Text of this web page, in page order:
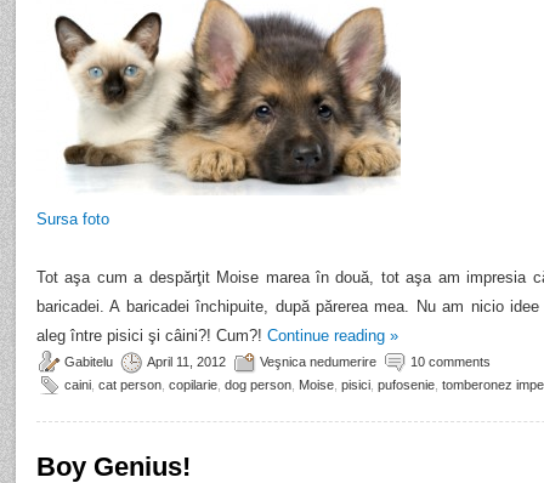
Sursa foto
Tot aşa cum a despărţit Moise marea în două, tot aşa am impresia
baricadei. A baricadei închipuite, după părerea mea. Nu am nicio
aleg între pisici şi câini?! Cum?! Continue reading »
Gabitelu April 11, 2012 Veşnica nedumerire
10 comments
caini cat person copilarie dog person Moise pisici pufosenie tomberonez
Boy Genius!